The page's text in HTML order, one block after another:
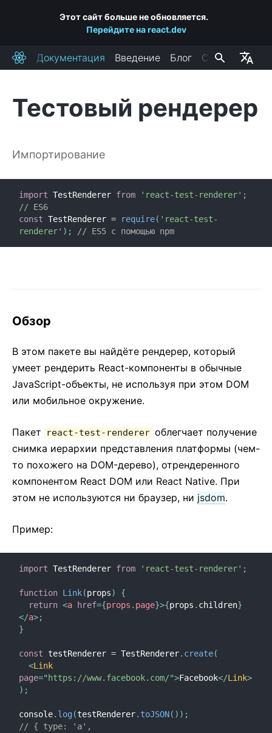
Этот сайт больше не обновляется.
Перейдите на react.dev
ReactДокументация Введение Блог Сообщество
Тестовый рендерер
Импортирование
import TestRenderer from 'react-test-renderer' ;
// ES6
const TestRenderer = require( 'react-test-
renderer' ) ; // ES5 с помощью npm
Обзор
В этом пакете вы найдёте рендерер, который
умеет рендерить React-компоненты в обычные
JavaScript-объекты, не используя при этом DOM
или мобильное окружение.
Пакет react-test-renderer облегчает получение
снимка иерархии представления платформы (чем-
то похожего на DOM-дерево), отрендеренного
компонентом React DOM или React Native. При
этом не используются ни браузер, ни jsdom.
Пример:
import TestRenderer from 'react-test-renderer' ;
function Link(props)
{
return <a href={props . page}>{props . children}
</a>;
}
const testRenderer = TestRenderer. create(
<Link
page=" https://www.facebook.com/">Facebook</Link>
) ;
console. log(testRenderer. toJSON( ) ) ;
// { type: 'a',
УСТАНОВКА
Добавляем React на сайт
Ссылки на CDN
Release Channels
ОСНОВНЫЕ ПОНЯТИЯ
4. Компоненты и пропсы
6. Обработка событий
7. Условный рендеринг
8. Списки и ключи
9. Формы
11. Композиция против наследования
12. Философия React
ПРОДВИНУТЫЕ ТЕМЫ
Разделение кода
Предохранители
Фрагменты
Компоненты высшего порядка
Взаимодействие со сторонними библиотеками
JSX в деталях
Оптимизация производительности
Порталы
React без ES6